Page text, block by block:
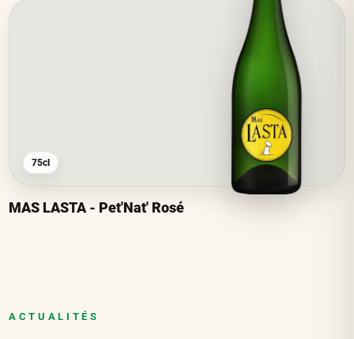
75cl
MAS LASTA - Pet'Nat' Rosé
ACTUALITÉS